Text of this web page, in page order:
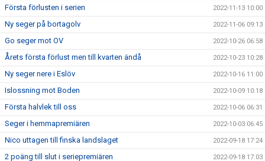
Första förlusten i serien 2022-11-13 10:00
Ny seger på bortagolv 2022-11-06 09:13
Go seger mot OV 2022-10-26 06:58
Årets första förlust men till kvarten ändå 2022-10-23 10:28
Ny seger nere i Eslöv 2022-10-16 11:00
Islossning mot Boden 2022-10-09 10:18
Första halvlek till oss 2022-10-06 06:31
Seger i hemmapremiären 2022-10-03 06:45
Nico uttagen till finska landslaget 2022-09-18 17:24
2 poäng till slut i seriepremiären 2022-09-18 17:03